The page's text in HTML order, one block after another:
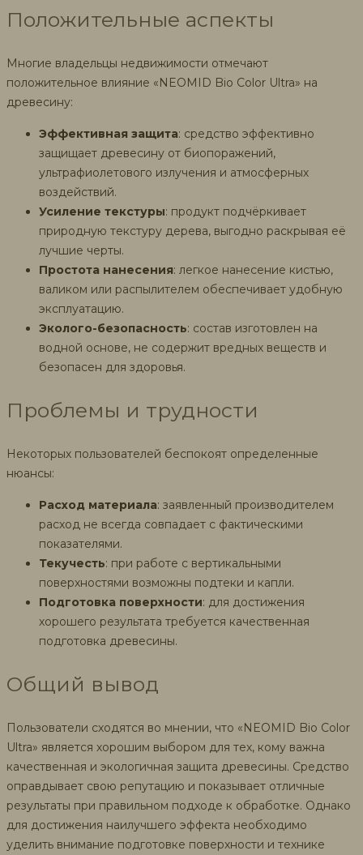
Положительные аспекты
Многие владельцы недвижимости отмечают
положительное влияние «NEOMID Bio Color Ultra» на
древесину:
Эффективная защита: средство эффективно
защищает древесину от биопоражений,
ультрафиолетового излучения и атмосферных
воздействий.
Усиление текстуры: продукт подчёркивает
природную текстуру дерева, выгодно раскрывая её
лучшие черты.
Простота нанесения: легкое нанесение кистью,
валиком или распылителем обеспечивает удобную
эксплуатацию.
Эколого-безопасность: состав изготовлен на
водной основе, не содержит вредных веществ и
безопасен для здоровья.
Проблемы и трудности
Некоторых пользователей беспокоят определенные
нюансы:
Расход материала: заявленный производителем
расход не всегда совпадает с фактическими
показателями.
Текучесть: при работе с вертикальными
поверхностями возможны подтеки и капли.
Подготовка поверхности: для достижения
хорошего результата требуется качественная
подготовка древесины.
Общий вывод
Пользователи сходятся во мнении, что «NEOMID Bio Color
Ultra» является хорошим выбором для тех, кому важна
качественная и экологичная защита древесины. Средство
оправдывает свою репутацию и показывает отличные
результаты при правильном подходе к обработке. Однако
для достижения наилучшего эффекта необходимо
уделить внимание подготовке поверхности и технике